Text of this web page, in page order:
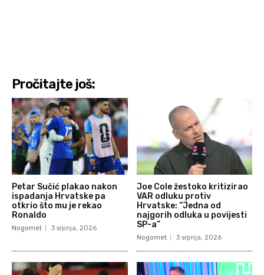
Pročitajte još:
Petar Sučić plakao nakon
ispadanja Hrvatske pa
otkrio što mu je rekao
Ronaldo
Nogomet 3 srpnja, 2026
Joe Cole žestoko kritizirao
VAR odluku protiv
Hrvatske: “Jedna od
najgorih odluka u povijesti
SP-a”
Nogomet 3 srpnja, 2026